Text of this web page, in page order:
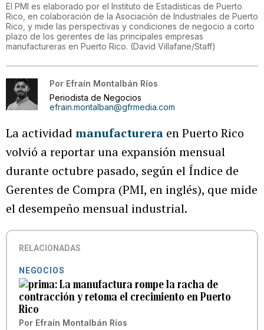
El PMI es elaborado por el Instituto de Estadísticas de Puerto
Rico, en colaboración de la Asociación de Industriales de Puerto
Rico, y mide las perspectivas y condiciones de negocio a corto
plazo de los gerentes de las principales empresas
manufactureras en Puerto Rico. (David Villafane/Staff)
Por Efraín Montalbán Ríos
Periodista de Negocios
efrain.montalban@gfrmedia.com
La actividad manufacturera en Puerto Rico
volvió a reportar una expansión mensual
durante octubre pasado, según el Índice de
Gerentes de Compra (PMI, en inglés), que mide
el desempeño mensual industrial.
RELACIONADAS
NEGOCIOS
La manufactura rompe la racha de
contracción y retoma el crecimiento en Puerto
Rico
Por Efraín Montalbán Ríos